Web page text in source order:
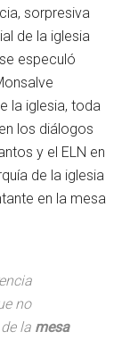
sorpresiva
de la iglesia
especuló
la iglesia, toda
los diálogos
y el ELN en
de la iglesia
en la mesa
no
la mesa